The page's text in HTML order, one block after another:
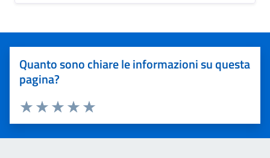
Quanto sono chiare le informazioni su questa
pagina?
Valuta 5 stelle su 5
Valuta 4 stelle su 5
Valuta 3 stelle su 5
Valuta 2 stelle su 5
Valuta 1 stelle su 5